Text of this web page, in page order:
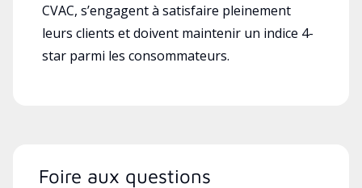
CVAC, s’engagent à satisfaire pleinement
leurs clients et doivent maintenir un indice 4-
star parmi les consommateurs.
Foire aux questions